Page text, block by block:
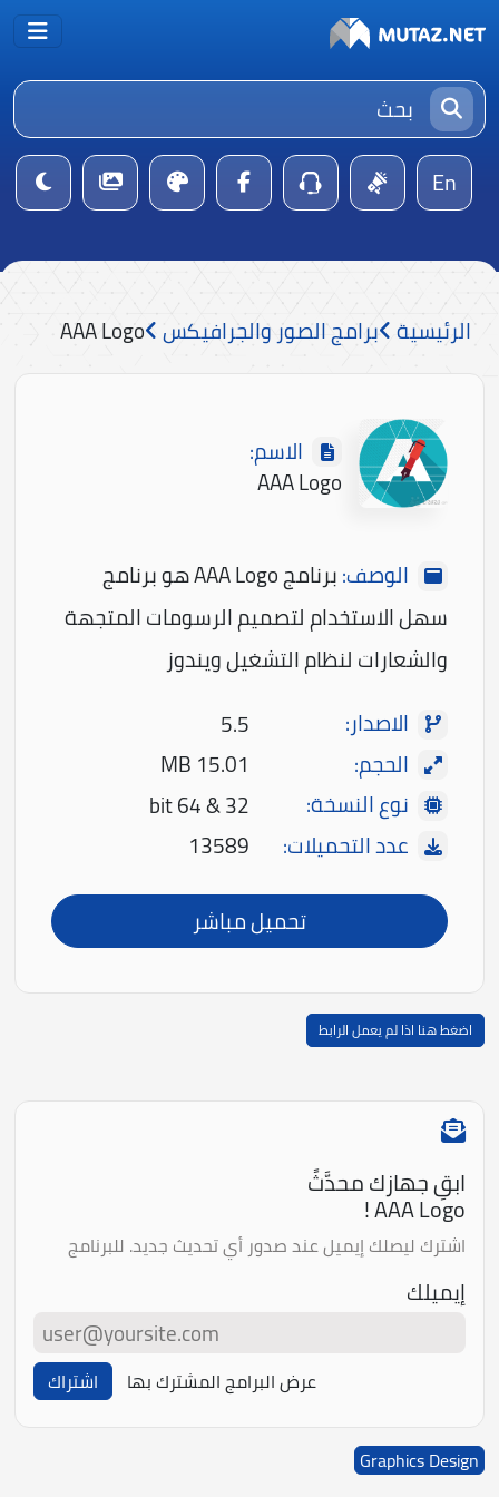
En
الرئيسية برامج الصور والجرافيكس AAA Logo
الاسم:
AAA Logo
الوصف:
برنامج AAA Logo هو برنامج
سهل الاستخدام لتصميم الرسومات المتجهة
والشعارات لنظام التشغيل ويندوز
الاصدار:
5.5
الحجم:
15.01 MB
نوع النسخة:
32 & 64 bit
عدد التحميلات:
13589
تحميل مباشر
اضغط هنا اذا لم يعمل الرابط
ابقِ جهازك محدَّثً
AAA Logo !
اشترك ليصلك إيميل عند صدور أي تحديث جديد. للبرنامج
إيميلك
عرض البرامج المشترك بها اشتراك
Graphics Design